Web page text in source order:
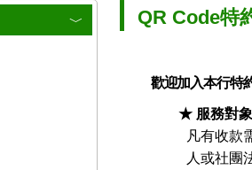
﹀ QR Code特
歡迎加入本行特
★ 服務對象
凡有收款
人或社團